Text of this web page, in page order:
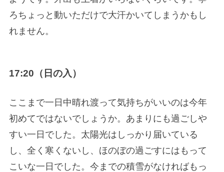
ろちょっと動いただけで大汗かいてしまうかもし
れません。
17:20（日の入）
ここまで一日中晴れ渡って気持ちがいいのは今年
初めてではないでしょうか。あまりにも過ごしや
すい一日でした。太陽光はしっかり届いている
し、全く寒くないし、ほのぼの過ごすにはもって
こいな一日でした。今までの積雪がなければもっ